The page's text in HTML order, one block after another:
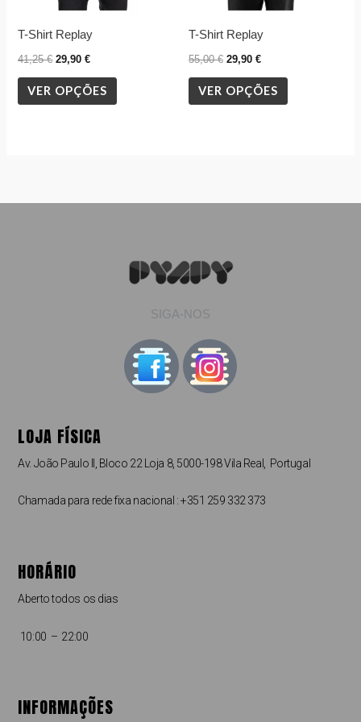
T-Shirt Replay
41,25€ 29,90€
VER OPÇÕES
chosen
product
page
T-Shirt Replay
55,00€ 29,90 €
VER OPÇÕES
chosen
product
page
SIGA-NOS
LOJA FÍSICA
Av. João Paulo II, Bloco 22 Loja 8, 5000-198 Vila Real, Portugal
Chamada para rede fixa nacional : +351 259 332 373
HORÁRIO
Aberto todos os dias
10:00 – 22:00
INFORMAÇÕES